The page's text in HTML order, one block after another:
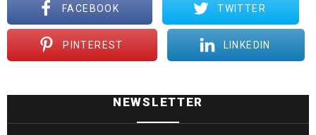
FACEBOOK TWITTER
PINTEREST LINKEDIN
NEWSLETTER